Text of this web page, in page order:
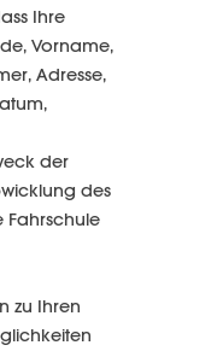
Ihre
Vorname,
Adresse,
der
des
Fahrschule
zu Ihren